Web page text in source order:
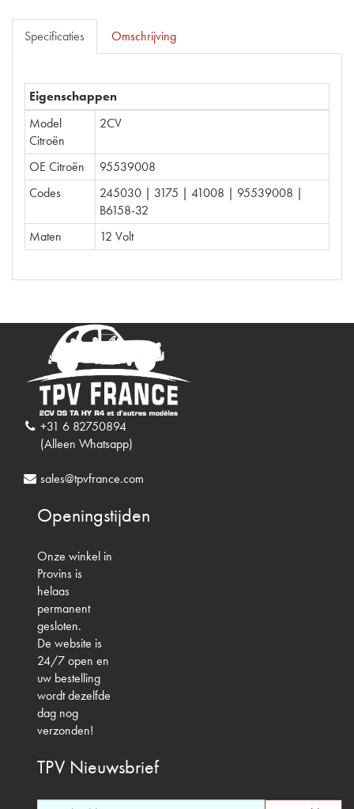
Specificaties Omschrijving
Eigenschappen
Model
Citroën
2CV
OE Citroën
95539008
Codes
245030 | 3175 | 41008 | 95539008 |
B6158-32
Maten
12 Volt
+31 6 82750894
(Alleen Whatsapp)
sales@tpvfrance.com
Openingstijden
Onze winkel in
Provins is
helaas
permanent
gesloten.
De website is
24/7 open en
uw bestelling
wordt dezelfde
dag nog
verzonden!
TPV Nieuwsbrief